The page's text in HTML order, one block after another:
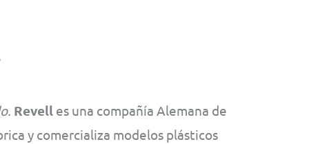
Revelles una compañía Alemana de
y comercializa modelos plásticos